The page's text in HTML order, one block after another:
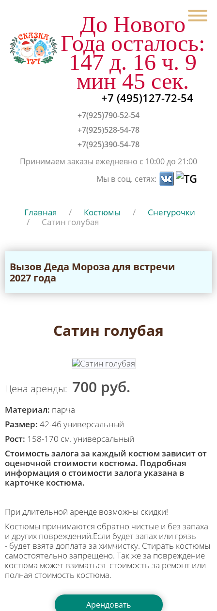
До Нового
Года осталось:
147 д. 16 ч. 9
мин 45 сек.
+7 (495)127-72-54
+7(925)790-52-54
+7(925)528-54-78
+7(925)390-54-78
Принимаем заказы ежедневно с 10:00 до 21:00
Мы в соц. сетях:
Главная / Костюмы /
Снегурочки
/
Сатин голубая
Вызов Дeда Мороза для встречи
2027 года
Сатин голубая
Цена аренды: 700 руб.
Материал: парча
Размер: 42-46 универсальный
Рост: 158-170 см. универсальный
Стоимость залога за каждый костюм зависит от
оценочной стоимости костюма. Подробная
информация о стоимости залога указана в
карточке костюма.
При длительной аренде возможны скидки!
Костюмы принимаются обратно чистые и без запаха
и других повреждений.Если будет запах или грязь
- будет взята доплата за химчистку. Стирать костюмы
самостоятельно запрещено. Так же за повреждение
костюма может взиматься стоимость за ремонт или
полная стоимость костюма.
Арендовать